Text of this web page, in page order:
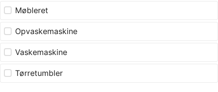
Møbleret
Opvaskemaskine
Vaskemaskine
Tørretumbler